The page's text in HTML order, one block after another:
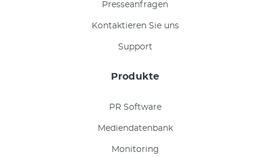
Presseanfragen
Kontaktieren Sie uns
Support
Produkte
PR Software
Mediendatenbank
Monitoring